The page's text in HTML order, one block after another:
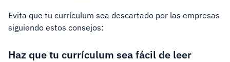
Evita que tu currículum sea descartado por las empresas
siguiendo estos consejos:
Haz que tu currículum sea fácil de leer